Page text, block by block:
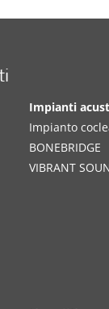
Impianti
Impianto
BONEBRIDGE
VIBRANT